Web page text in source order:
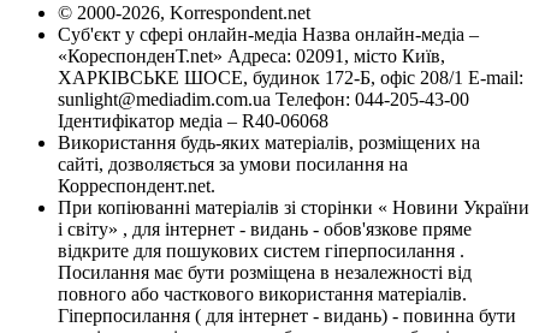
© 2000-2026, Korrespondent.net
Суб'єкт у сфері онлайн-медіа Назва онлайн-медіа –
«КореспонденТ.net» Адреса: 02091, місто Київ,
ХАРКІВСЬКЕ ШОСЕ, будинок 172-Б, офіс 208/1 E-mail:
sunlight@mediadim.com.ua Телефон: 044-205-43-00
Ідентифікатор медіа – R40-06068
Використання будь-яких матеріалів, розміщених на
сайті, дозволяється за умови посилання на
Корреспондент.net.
При копіюванні матеріалів зі сторінки « Новини України
і світу» , для інтернет - видань - обов'язкове пряме
відкрите для пошукових систем гіперпосилання .
Посилання має бути розміщена в незалежності від
повного або часткового використання матеріалів.
Гіперпосилання ( для інтернет - видань) - повинна бути